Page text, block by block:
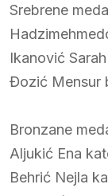
Srebrene
Ikanović
Đozić Mensur
Bronzane
Aljukić Ena
Behrić Nejla